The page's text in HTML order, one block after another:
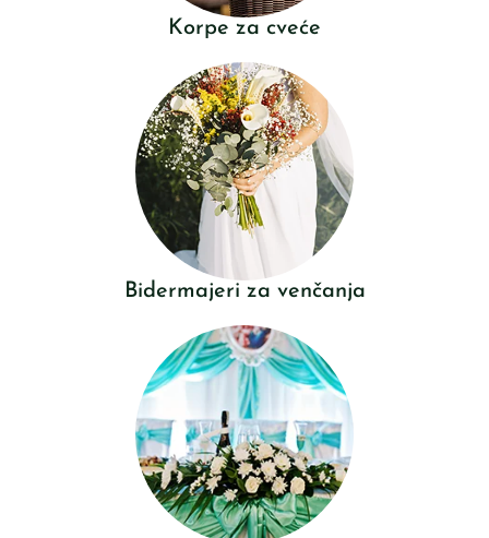
Korpe za cveće
Bidermajeri za venčanja